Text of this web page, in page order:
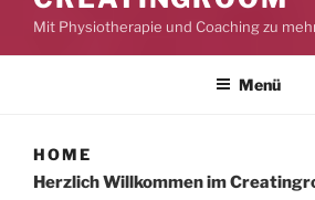
Mit Physiotherapie und Coaching zu
Menü
HOME
Herzlich Willkommen im